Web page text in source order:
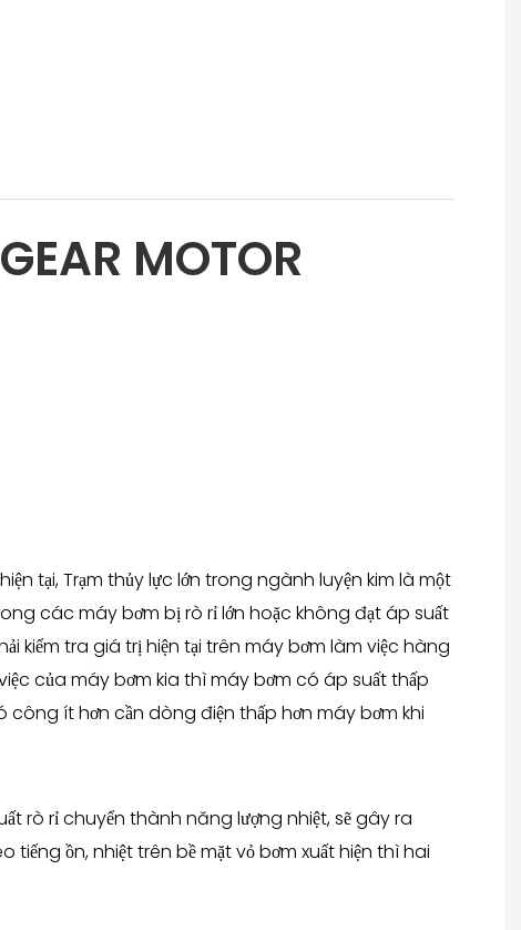
MOTOR
tại, Trạm thủy lực lớn trong ngành luyện kim là một
các máy bơm bị rò rỉ lớn hoặc không đạt áp suất
kiểm tra giá trị hiện tại trên máy bơm làm việc hàng
của máy bơm kia thì máy bơm có áp suất thấp
ít hơn cần dòng điện thấp hơn máy bơm khi
rò rỉ chuyển thành năng lượng nhiệt, sẽ gây ra
ồn, nhiệt trên bề mặt vỏ bơm xuất hiện thì hai